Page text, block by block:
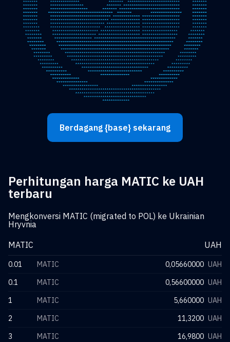
Berdagang {base} sekarang
Perhitungan harga MATIC ke UAH
terbaru
Mengkonversi MATIC (migrated to POL) ke Ukrainian
Hryvnia
MATIC
UAH
0.01 MATIC 0,05660000 UAH
0.1
MATIC 0,56600000 UAH
1
MATIC 5,660000 UAH
2
MATIC 11,3200 UAH
3
MATIC 16,9800 UAH